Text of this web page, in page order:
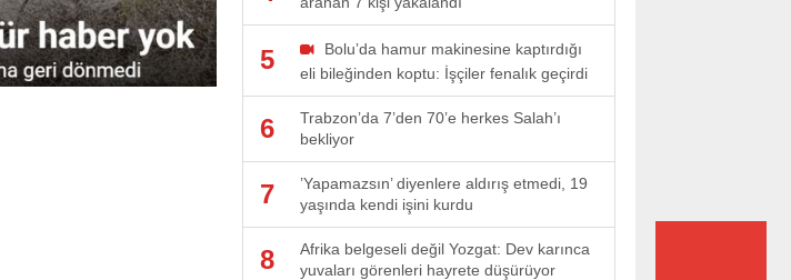
5
Bolu’da hamur makinesine kaptırdığı
eli bileğinden koptu: İşçiler fenalık geçirdi
6
Trabzon’da 7’den 70’e herkes Salah’ı
bekliyor
7
’Yapamazsın’ diyenlere aldırış etmedi, 19
yaşında kendi işini kurdu
8
Afrika belgeseli değil Yozgat: Dev karınca
yuvaları görenleri hayrete düşürüyor